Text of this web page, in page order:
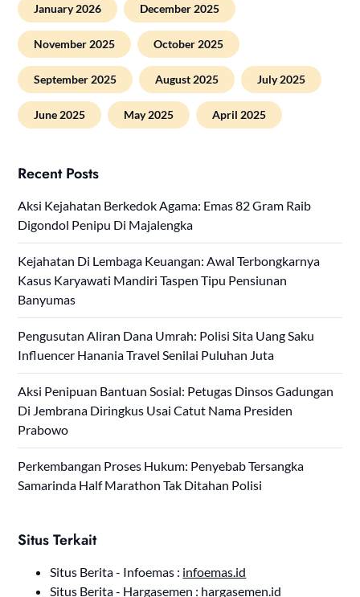
January 2026 December 2025
November 2025 October 2025
September 2025 August 2025 July 2025
June 2025 May 2025 April 2025
Recent Posts
Aksi Kejahatan Berkedok Agama: Emas 82 Gram Raib
Digondol Penipu Di Majalengka
Kejahatan Di Lembaga Keuangan: Awal Terbongkarnya
Kasus Karyawati Mandiri Taspen Tipu Pensiunan
Banyumas
Pengusutan Aliran Dana Umrah: Polisi Sita Uang Saku
Influencer Hanania Travel Senilai Puluhan Juta
Aksi Penipuan Bantuan Sosial: Petugas Dinsos Gadungan
Di Jembrana Diringkus Usai Catut Nama Presiden
Prabowo
Perkembangan Proses Hukum: Penyebab Tersangka
Samarinda Half Marathon Tak Ditahan Polisi
Situs Terkait
Situs Berita - Infoemas : infoemas.id
Situs Berita - Hargasemen : hargasemen.id